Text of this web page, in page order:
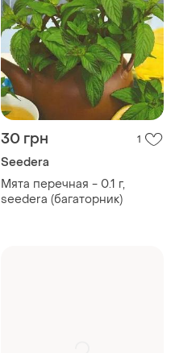
30 грн 1
Seedera
Мята перечная - 0.1 г,
seedera (багаторник)